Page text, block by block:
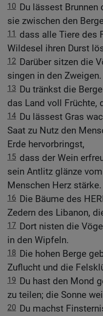
10 Du lässest Brunnen
sie zwischen den
11
dass alle Tiere des
Wildesel ihren Durst
12 Darüber sitzen die
singen in den Zweigen.
13 Du tränkst die
das Land voll Früchte,
14 Du lässest Gras
Saat zu Nutz den
Erde hervorbringst,
15 dass der Wein
sein Antlitz glänze
Menschen Herz stärke.
16 Die Bäume des
Zedern des Libanon,
17 Dort nisten die
in den Wipfeln.
18 Die hohen Berge
Zuflucht und die
19 Du hast den Mond
zu teilen; die Sonne
20 Du machst